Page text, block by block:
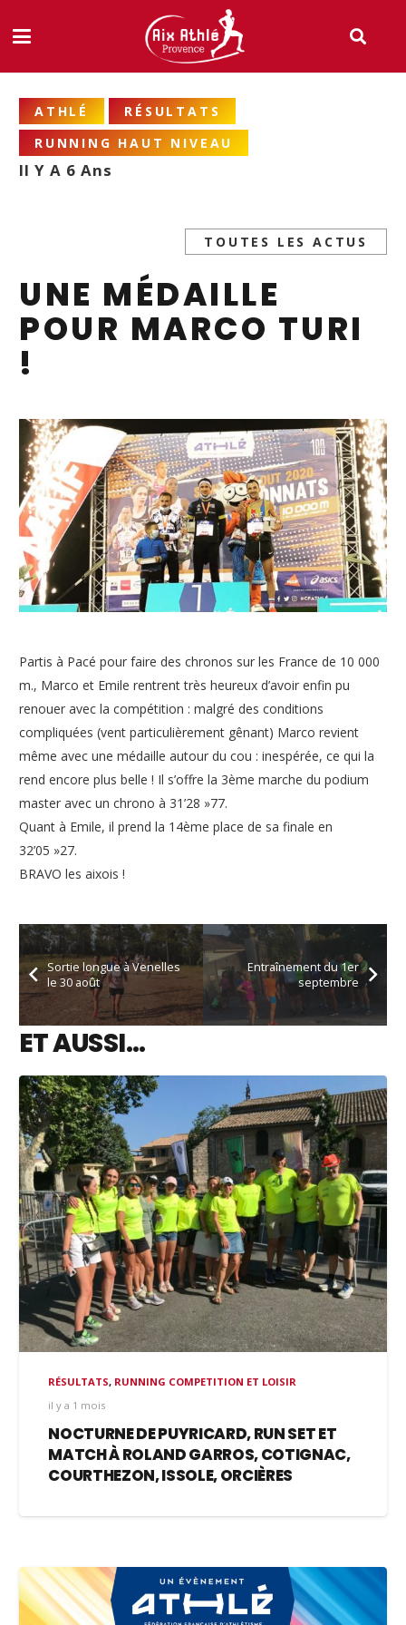
ATHLÉ
RÉSULTATS
RUNNING HAUT NIVEAU
Il Y A 6 Ans
TOUTES LES ACTUS
UNE MÉDAILLE
POUR MARCO TURI
!
Partis à Pacé pour faire des chronos sur les France de 10 000
m., Marco et Emile rentrent très heureux d’avoir enfin pu
renouer avec la compétition : malgré des conditions
compliquées (vent particulièrement gênant) Marco revient
même avec une médaille autour du cou : inespérée, ce qui la
rend encore plus belle ! Il s’offre la 3ème marche du podium
master avec un chrono à 31’28 »77.
Quant à Emile, il prend la 14ème place de sa finale en
32’05 »27.
BRAVO les aixois !
Sortie longue à Venelles
le 30 août
Entraînement du 1er
septembre
ET AUSSI…
RÉSULTATS, RUNNING COMPETITION ET LOISIR
il y a 1 mois
NOCTURNE DE PUYRICARD, RUN SET ET
MATCH À ROLAND GARROS, COTIGNAC,
COURTHEZON, ISSOLE, ORCIÈRES